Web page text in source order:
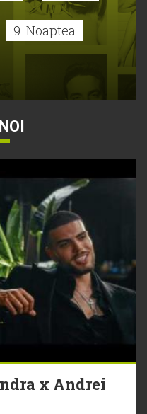
9. Noaptea
x Andrei